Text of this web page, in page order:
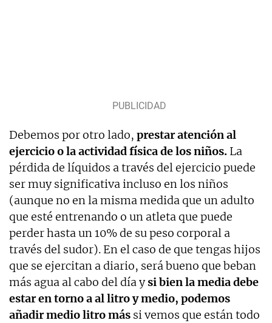
Debemos por otro lado, prestar atención al
ejercicio o la actividad física de los niños. La
pérdida de líquidos a través del ejercicio puede
ser muy significativa incluso en los niños
(aunque no en la misma medida que un adulto
que esté entrenando o un atleta que puede
perder hasta un 10% de su peso corporal a
través del sudor). En el caso de que tengas hijos
que se ejercitan a diario, será bueno que beban
más agua al cabo del día ysi bien la media debe
estar en torno a al litro y medio, podemos
añadir medio litro más si vemos que están todo